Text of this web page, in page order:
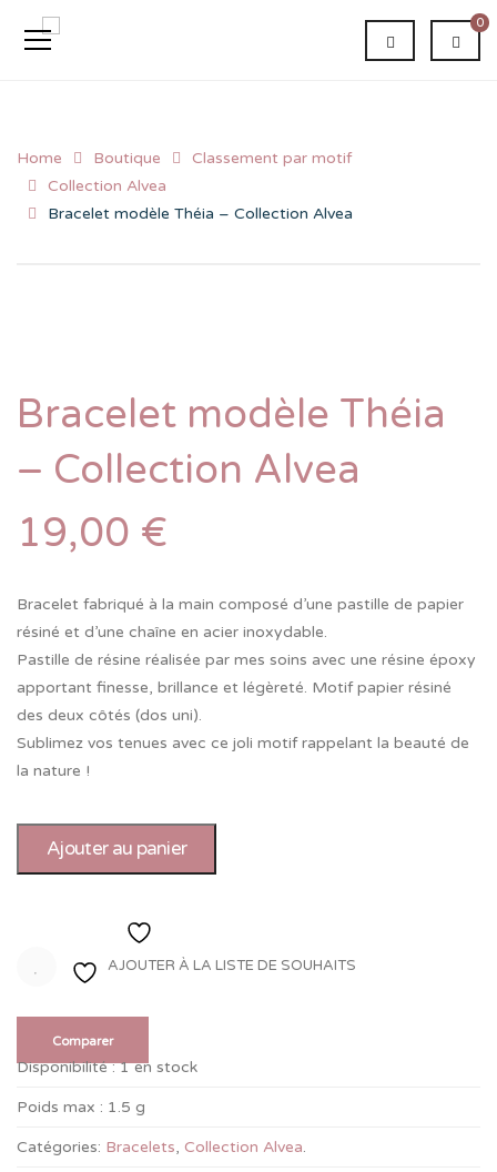
0
Home Boutique
Classement par motif
Collection Alvea
Bracelet modèle Théia – Collection Alvea
Bracelet modèle Théia
– Collection Alvea
19,00 €
Bracelet fabriqué à la main composé d’une pastille de papier
résiné et d’une chaîne en acier inoxydable.
Pastille de résine réalisée par mes soins avec une résine époxy
apportant finesse, brillance et légèreté. Motif papier résiné
des deux côtés (dos uni).
Sublimez vos tenues avec ce joli motif rappelant la beauté de
la nature !
Ajouter au panier
AJOUTER À LA LISTE DE SOUHAITS
Comparer
Disponibilité : 1 en stock
Poids max : 1.5 g
Catégories: Bracelets, Collection Alvea.